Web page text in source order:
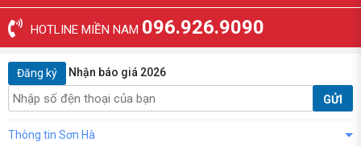
HOTLINE MIỀN NAM 096.926.9090
Đăng ký Nhận báo giá 2026
GỬI
Thông tin Sơn Hà